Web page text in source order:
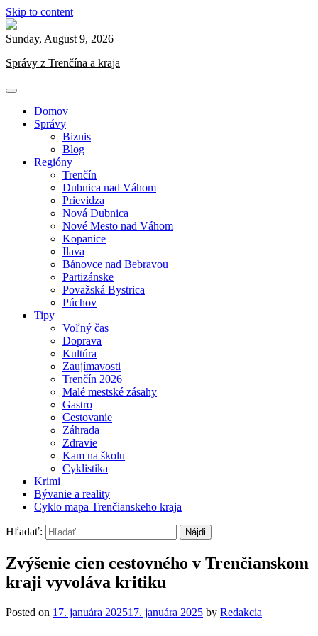
Skip to content
Sunday, August 9, 2026
Správy z Trenčína a kraja
Domov
Správy
Biznis
Blog
Regióny
Trenčín
Dubnica nad Váhom
Prievidza
Nová Dubnica
Nové Mesto nad Váhom
Kopanice
Ilava
Bánovce nad Bebravou
Partizánske
Považská Bystrica
Púchov
Tipy
Voľný čas
Doprava
Kultúra
Zaujímavosti
Trenčín 2026
Malé mestské zásahy
Gastro
Cestovanie
Záhrada
Zdravie
Kam na školu
Cyklistika
Krimi
Bývanie a reality
Cyklo mapa Trenčianskeho kraja
Hľadať:
Zvýšenie cien cestovného v Trenčianskom
kraji vyvoláva kritiku
Posted on 17. januára 202517. januára 2025 by Redakcia